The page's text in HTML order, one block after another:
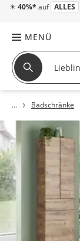
☀ 40%* auf ALLES
MENÜ
Badschränke